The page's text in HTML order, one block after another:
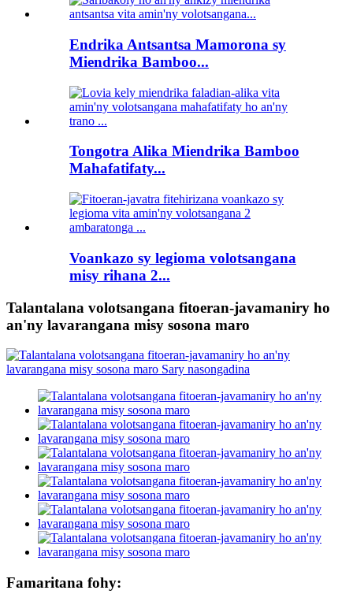
Endrika Antsantsa Mamorona sy
Miendrika Bamboo...
Tongotra Alika Miendrika Bamboo
Mahafatifaty...
Voankazo sy legioma volotsangana
misy rihana 2...
Talantalana volotsangana fitoeran-javamaniry ho
an'ny lavarangana misy sosona maro
Famaritana fohy: